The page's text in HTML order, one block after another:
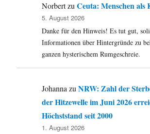
Medienkrise,
Fake
auf
Facebook
und
NorbertzuCeuta: Menschen als
5. August 2026
Danke für den Hinweis! Es tut gut,
Informationen über Hintergründe zu
ganzen hysterischem Rumgeschreie.
JohannazuNRW: Zahl der
der Hitzewelle im Juni 2026
Höchststand seit 2000
1. August 2026